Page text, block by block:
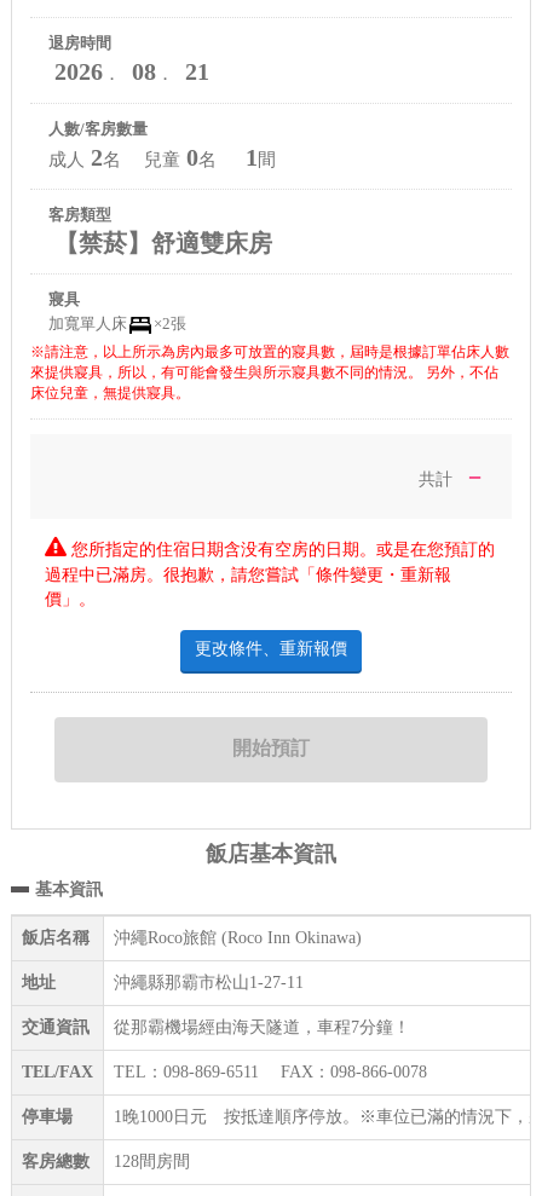
退房時間
2026． 08． 21
人數/客房數量
成人 2名 兒童 0名 1 間
客房類型
【禁菸】舒適雙床房
寢具
加寬單人床
×2張
※請注意，以上所示為房內最多可放置的寢具數，屆時是根據訂單佔床人數
來提供寢具，所以，有可能會發生與所示寢具數不同的情況。 另外，不佔
床位兒童，無提供寢具。
共計 －
您所指定的住宿日期含没有空房的日期。或是在您預訂的
過程中已滿房。很抱歉，請您嘗試「條件變更・重新報
價」。
更改條件、重新報價
飯店基本資訊
基本資訊
飯店名稱 沖繩Roco旅館 (Roco Inn Okinawa)
地址 沖繩縣那霸市松山1-27-11
交通資訊 從那霸機場經由海天隧道，車程7分鐘！
TEL/FAX TEL：098-869-6511 FAX：098-866-0078
停車場 1晚1000日元 按抵達順序停放。※車位已滿的情況下，
客房總數 128間房間